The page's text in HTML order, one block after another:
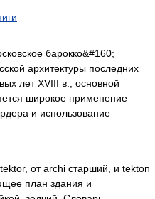
барокко&#160;
архитектуры последних
лет XVIII в., основной
широкое применение
и использование
от archi старший, и tekton
план здания и